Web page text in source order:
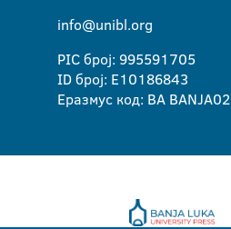
info@unibl.org
PIC број: 995591705
ID број: E10186843
Еразмус код: BA BANJA02